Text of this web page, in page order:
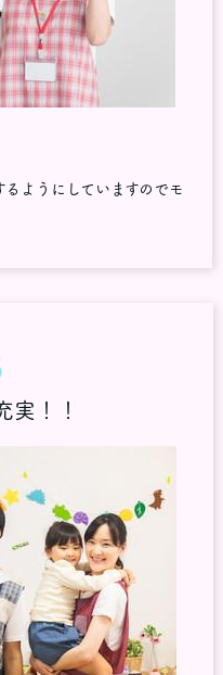
ようにしていますのでモ
実！！